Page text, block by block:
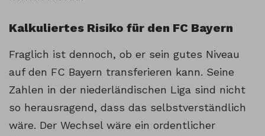
Kalkuliertes Risiko für den FC Bayern
Fraglich ist dennoch, ob er sein gutes Niveau
auf den FC Bayern transferieren kann. Seine
Zahlen in der niederländischen Liga sind nicht
so herausragend, dass das selbstverständlich
wäre. Der Wechsel wäre ein ordentlicher